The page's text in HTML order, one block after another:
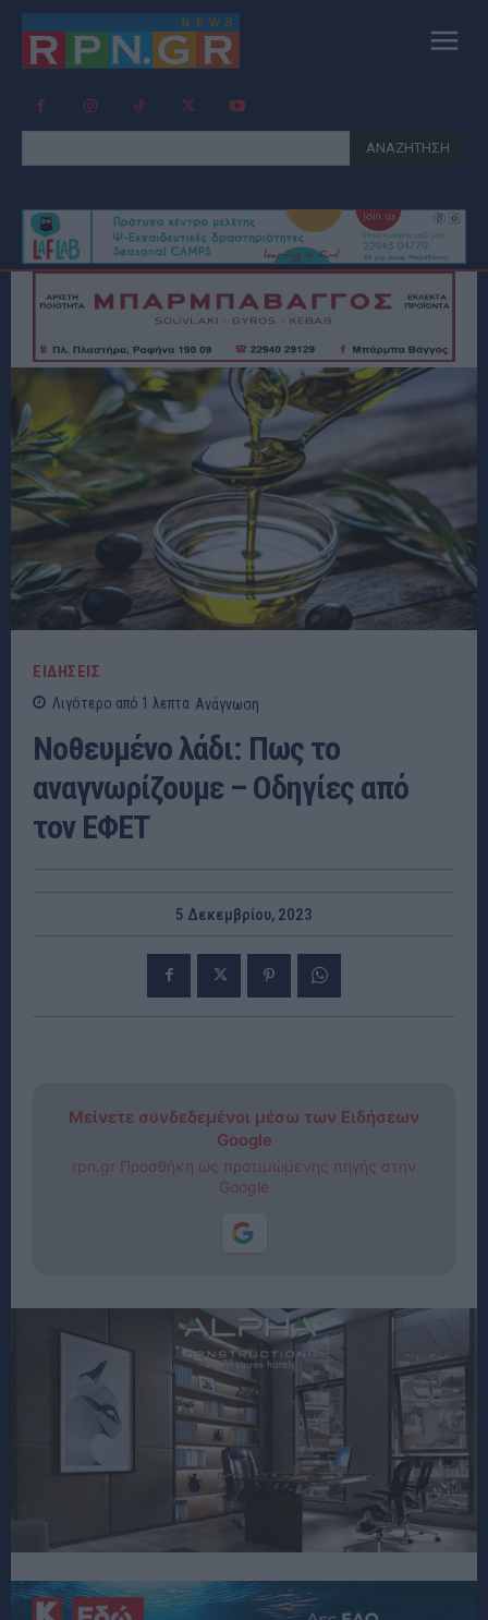
ΑΝΑΖΗΤΗΣΗ
ΕΙΔΗΣΕΙΣ
Λιγότερο από 1 λεπτα Ανάγνωση
Νοθευμένο λάδι: Πως το
αναγνωρίζουμε – Οδηγίες από
τον ΕΦΕΤ
5 Δεκεμβρίου, 2023
Μείνετε συνδεδεμένοι μέσω των Ειδήσεων
Google
rpn.gr Προσθήκη ως προτιμώμενης πηγής στην
Google